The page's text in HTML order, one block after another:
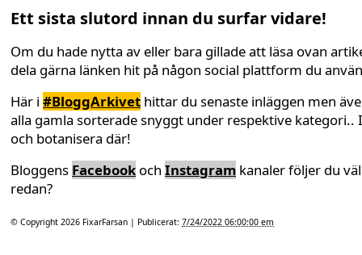
Ett sista slutord innan du surfar vidare!
Om du hade nytta av eller bara gillade att läsa ovan
dela gärna länken hit på någon social plattform du
Här i #BloggArkivet hittar du senaste inläggen men
alla gamla sorterade snyggt under respektive kategori..
och botanisera där!
Bloggens Facebookoch Instagram kanaler följer du väl
redan?
© Copyright 2026 FixarFarsan | Publicerat: 7/24/2022 06:00:00 em